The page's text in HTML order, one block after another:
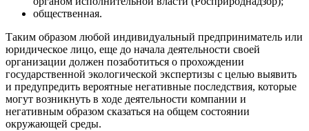
общественная.
Таким образом любой индивидуальный предприниматель или
юридическое лицо, еще до начала деятельности своей
организации должен позаботиться о прохождении
государственной экологической экспертизы с целью выявить
и предупредить вероятные негативные последствия, которые
могут возникнуть в ходе деятельности компании и
негативным образом сказаться на общем состоянии
окружающей среды.